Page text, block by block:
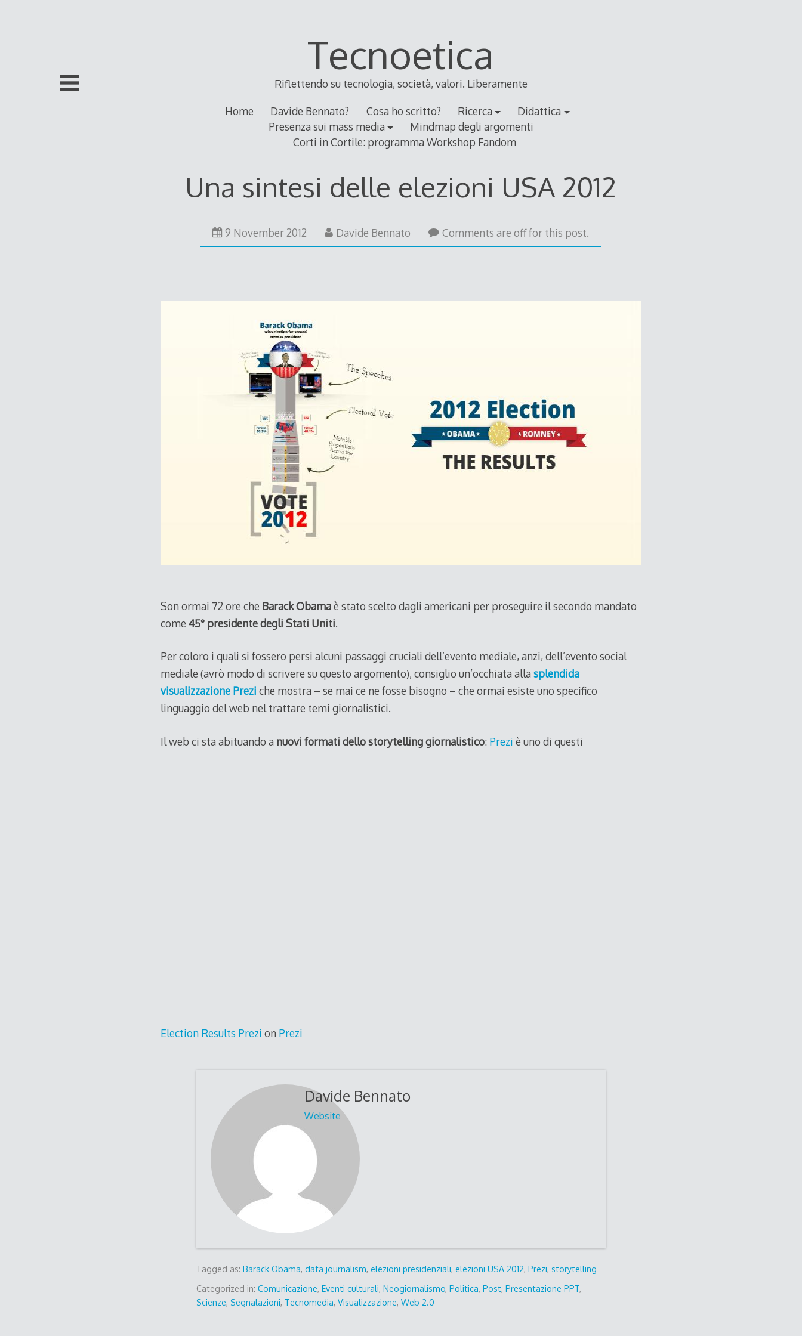
Tecnoetica
Riflettendo su tecnologia, società, valori. Liberamente
Home Davide Bennato? Cosa ho scritto? Ricerca
Didattica
Presenza sui mass media
Mindmap degli argomenti
Corti in Cortile: programma Workshop Fandom
Una sintesi delle elezioni USA 2012
9 November 2012 Davide Bennato Comments are off for this post.
Son ormai 72 ore che Barack Obamaè stato scelto dagli americani per proseguire il secondo mandato
come 45° presidente degli Stati Uniti.
Per coloro i quali si fossero persi alcuni passaggi cruciali dell’evento mediale, anzi, dell’evento social
mediale (avrò modo di scrivere su questo argomento), consiglio un’occhiata allasplendida
visualizzazione Prezi che mostra – se mai ce ne fosse bisogno – che ormai esiste uno specifico
linguaggio del web nel trattare temi giornalistici.
Il web ci sta abituando a nuovi formati dello storytelling giornalistico: Prezi è uno di questi
Election Results Prezi on Prezi
Davide Bennato
Website
Tagged as:Barack Obama,data journalism,elezioni presidenziali,elezioni USA 2012,Prezi,storytelling
Categorized in:Comunicazione,Eventi culturali,Neogiornalismo,Politica,Post,Presentazione PPT,
Scienze,Segnalazioni, Tecnomedia,Visualizzazione,Web 2.0